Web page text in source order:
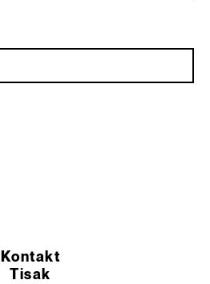
Kontakt
Tisak